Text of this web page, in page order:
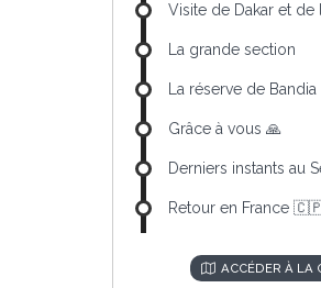
Visite de Dakar et
La grande section
La réserve de Bandia
Grâce à vous 🙏
Derniers instants au
Retour en France
ACCÉDER À LA